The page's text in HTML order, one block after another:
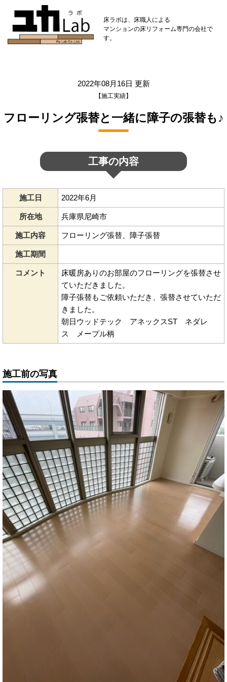
床ラボは、床職人による
マンションの床リフォーム専門の会社で
す。
2022年08月16日 更新
【施工実績】
フローリング張替と一緒に障子の張替も♪
工事の内容
施工日 2022年6月
所在地 兵庫県尼崎市
施工内容 フローリング張替、障子張替
施工期間
コメント
床暖房ありのお部屋のフローリングを張替させ
ていただきました。
障子張替もご依頼いただき、張替させていただ
きました。
朝日ウッドテック アネックスST ネダレ
ス メープル柄
施工前の写真